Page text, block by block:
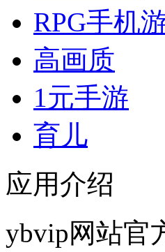
RPG手机
高画质
1元手游
育儿
应用介绍
ybvip网站官